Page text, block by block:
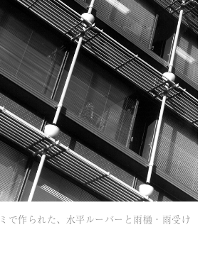
作られた、水平ルーバーと雨樋・雨受け